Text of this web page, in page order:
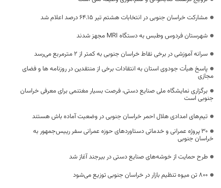
مشارکت خراسان جنوبی در انتخابات هشتم تیر ۶۴.١۵ درصد اعلام شد
شهرستان فردوس وطبس به دستگاه MRI مجهز شدند
سرانه آموزشی در برخی نقاط خراسان جنوبی به کمتر از ۲ مترمربع می‌رسد
پاسخ هیأت جودوی استان به انتقادات برخی از منتقدین در روزنامه ها و فضای
مجازی
برگزاری نمایشگاه ملی صنایع دستی، فرصت بسیار مغتنمی برای معرفی خراسان
جنوبی است
تیم‌های امدادی هلال احمر خراسان جنوبی در وضعیت آماده باش هستند
۳۰ پروژه عمرانی و خدماتی دستاوردهای حوزه عمرانی سفر رییس‌جمهور به
خراسان جنوبی
طرح حمایت از خوشه‌های صنایع دستی در بیرجند آغاز شد
۸۰۰ تن میوه تنظیم بازار در خراسان جنوبی توزیع می‌شود